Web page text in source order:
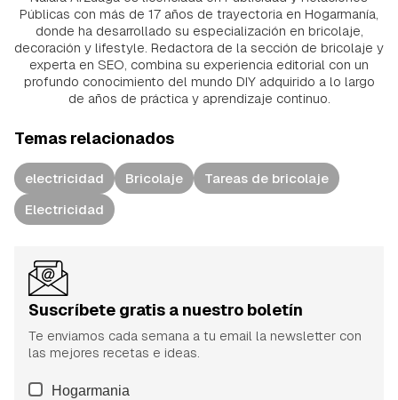
Públicas con más de 17 años de trayectoria en Hogarmanía,
donde ha desarrollado su especialización en bricolaje,
decoración y lifestyle. Redactora de la sección de bricolaje y
experta en SEO, combina su experiencia editorial con un
profundo conocimiento del mundo DIY adquirido a lo largo
de años de práctica y aprendizaje continuo.
Temas relacionados
electricidad Bricolaje
Tareas de bricolaje
Electricidad
Suscríbete gratis a nuestro boletín
Te enviamos cada semana a tu email la newsletter con
las mejores recetas e ideas.
Hogarmania